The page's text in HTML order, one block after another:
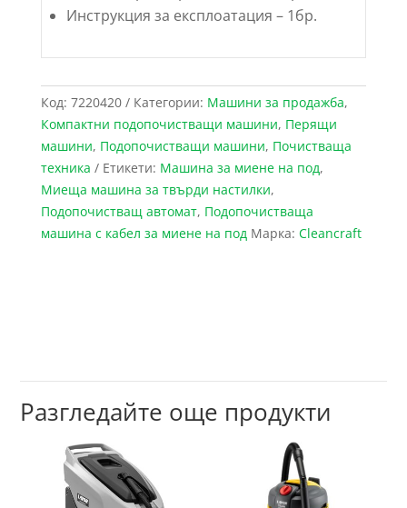
Инструкция за експлоатация – 1бр.
Код: 7220420 Категории: Maшини за продажба,
Компактни подопочистващи машини, Перящи
машини, Подопочистващи машини, Почистваща
техника
Етикети: Машина за миене на под,
Миеща машина за твърди настилки,
Подопочистващ автомат, Подопочистваща
машина с кабел за миене на под Марка: Cleancraft
Разгледайте още продукти